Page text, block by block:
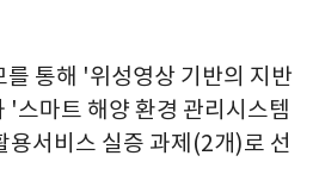
통해 '위성영상 기반의 지반
'스마트 해양 환경 관리시스템
서비스 실증 과제(2개)로 선